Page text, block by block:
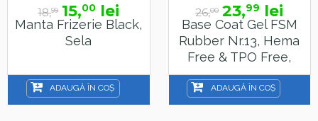
18,99 15,00 lei
Manta Frizerie Black,
Sela
ADAUGĂ ÎN COȘ
26,00 23,99 lei
Base Coat Gel FSM
Rubber Nr.13, Hema
Free & TPO Free,
15ml
ADAUGĂ ÎN COȘ